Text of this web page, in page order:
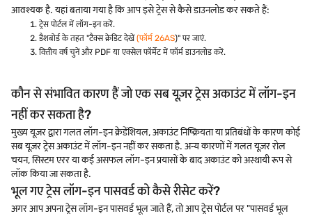
आवश्यक है. यहां बताया गया है कि आप इसे ट्रेस से कैसे डाउनलोड कर सकते हैं:
ट्रेस पोर्टल में लॉग-इन करें.
डैशबोर्ड के तहत "टैक्स क्रेडिट देखें(फॉर्म 26AS)" पर जाएं.
वित्तीय वर्ष चुनें और PDF या एक्सेल फॉर्मेट में फॉर्म डाउनलोड करें.
कौन से संभावित कारण हैं जो एक सब यूज़र ट्रेस अकाउंट में लॉग-इन
नहीं कर सकता है?
मुख्य यूज़र द्वारा गलत लॉग-इन क्रेडेंशियल, अकाउंट निष्क्रियता या प्रतिबंधों के कारण कोई
सब यूज़र ट्रेस अकाउंट में लॉग-इन नहीं कर सकता है. अन्य कारणों में गलत यूज़र रोल
चयन, सिस्टम एरर या कई असफल लॉग-इन प्रयासों के बाद अकाउंट को अस्थायी रूप से
लॉक किया जा सकता है.
भूल गए ट्रेस लॉग-इन पासवर्ड को कैसे रीसेट करें?
अगर आप अपना ट्रेस लॉग-इन पासवर्ड भूल जाते हैं, तो आप ट्रेस पोर्टल पर "पासवर्ड भूल